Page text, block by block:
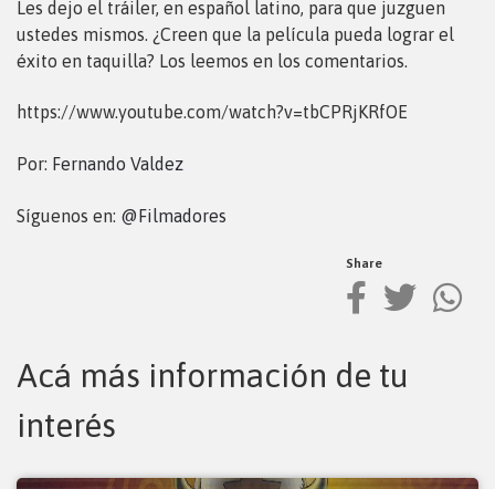
Les dejo el tráiler, en español latino, para que juzguen
ustedes mismos. ¿Creen que la película pueda lograr el
éxito en taquilla? Los leemos en los comentarios.
https://www.youtube.com/watch?v=tbCPRjKRfOE
Por: Fernando Valdez
Síguenos en: @Filmadores
Share
Acá más información de tu
interés